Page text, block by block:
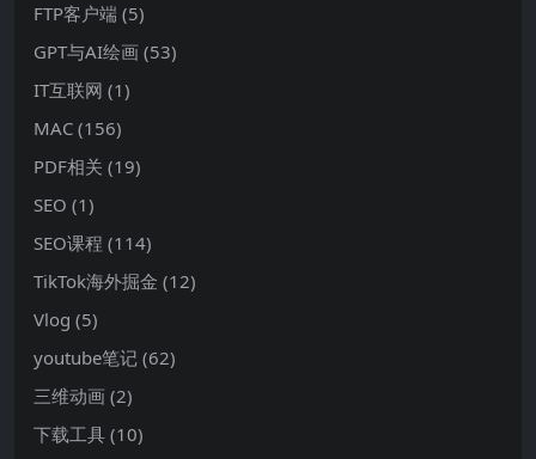
FTP客户端 (5)
GPT与AI绘画 (53)
IT互联网 (1)
MAC (156)
PDF相关 (19)
SEO (1)
SEO课程 (114)
TikTok海外掘金 (12)
Vlog (5)
youtube笔记 (62)
三维动画 (2)
下载工具 (10)